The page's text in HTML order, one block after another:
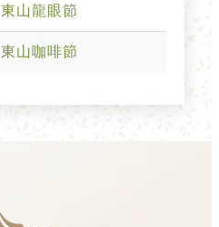
東山龍眼節
東山咖啡節